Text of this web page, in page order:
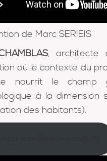
de Marc SERIEIS
, architecte
où le contexte du
nourrit le champ
à la dimension
des habitants).